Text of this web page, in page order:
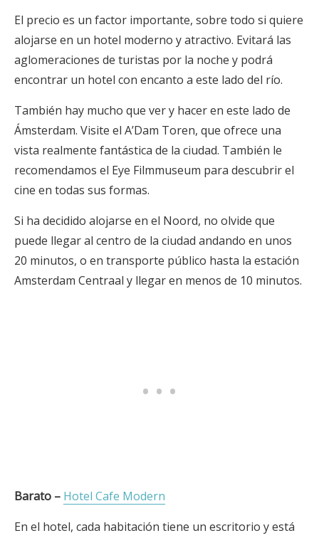
El precio es un factor importante, sobre todo si quiere
alojarse en un hotel moderno y atractivo. Evitará las
aglomeraciones de turistas por la noche y podrá
encontrar un hotel con encanto a este lado del río.
También hay mucho que ver y hacer en este lado de
Ámsterdam. Visite el A’Dam Toren, que ofrece una
vista realmente fantástica de la ciudad. También le
recomendamos el Eye Filmmuseum para descubrir el
cine en todas sus formas.
Si ha decidido alojarse en el Noord, no olvide que
puede llegar al centro de la ciudad andando en unos
20 minutos, o en transporte público hasta la estación
Amsterdam Centraal y llegar en menos de 10 minutos.
Barato – Hotel Cafe Modern
En el hotel, cada habitación tiene un escritorio y está